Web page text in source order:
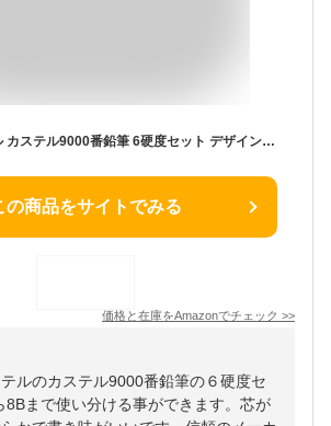
ファーバーカステル カステル9000番鉛筆 6硬度セット デザイン缶入り 119063 [日本正規品]
の商品をサイトでみる
価格と在庫をAmazonでチェック >>
ルのカステル9000番鉛筆の６硬度セ
8Bまで使い分ける事ができます。芯が